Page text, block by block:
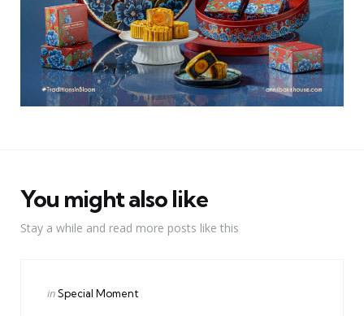
You might also like
Stay a while and read more posts like this
Categories
Posted
inSpecial Moment